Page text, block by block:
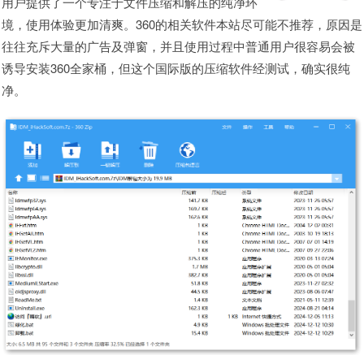
境，使用体验更加清爽。360的相关软件本站尽可能不推荐，原因是
往往充斥大量的广告及弹窗，并且使用过程中普通用户很容易会被
诱导安装360全家桶，但这个国际版的压缩软件经测试，确实很纯
净。